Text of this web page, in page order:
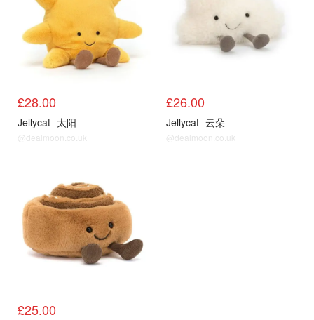
£28.00
Jellycat 太阳
@dealmoon.co.uk
£26.00
Jellycat 云朵
@dealmoon.co.uk
£25.00